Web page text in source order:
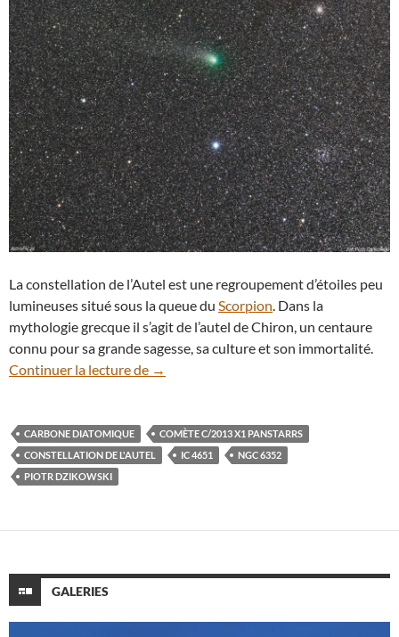
La constellation de l’Autel est une regroupement d’étoiles peu
lumineuses situé sous la queue du Scorpion. Dans la
mythologie grecque il s’agit de l’autel de Chiron, un centaure
connu pour sa grande sagesse, sa culture et son immortalité.
Continuer la lecture de La comète C/2013 X1 Panstarrs vue de
→
CARBONE DIATOMIQUE
COMÈTE C/2013 X1 PANSTARRS
CONSTELLATION DE L'AUTEL
IC 4651
NGC 6352
PIOTR DZIKOWSKI
GALERIES